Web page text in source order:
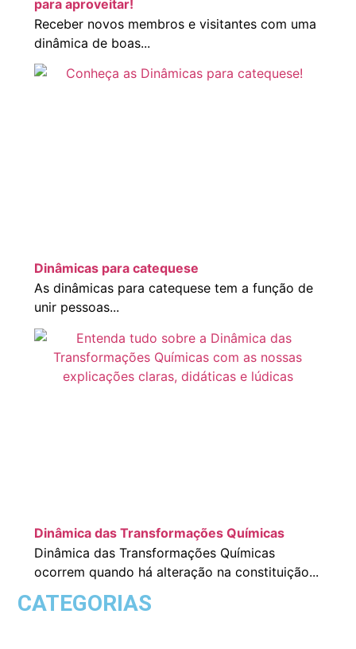
para aproveitar!
Receber novos membros e visitantes com uma
dinâmica de boas...
Dinâmicas para catequese
As dinâmicas para catequese tem a função de
unir pessoas...
Dinâmica das Transformações Químicas
Dinâmica das Transformações Químicas
ocorrem quando há alteração na constituição...
CATEGORIAS